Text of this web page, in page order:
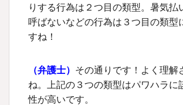
りする行為は２つ目の類型。暑気払
呼ばないなどの行為は３つ目の類型
すね！
（弁護士） その通りです！よく理解
ね。上記の３つの類型はパワハラに
性が高いです。